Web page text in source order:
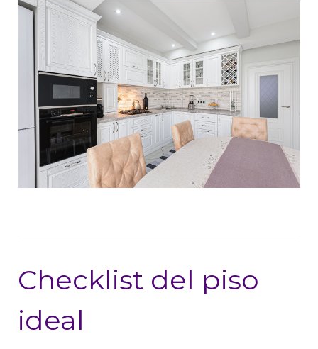
Checklist del piso
ideal